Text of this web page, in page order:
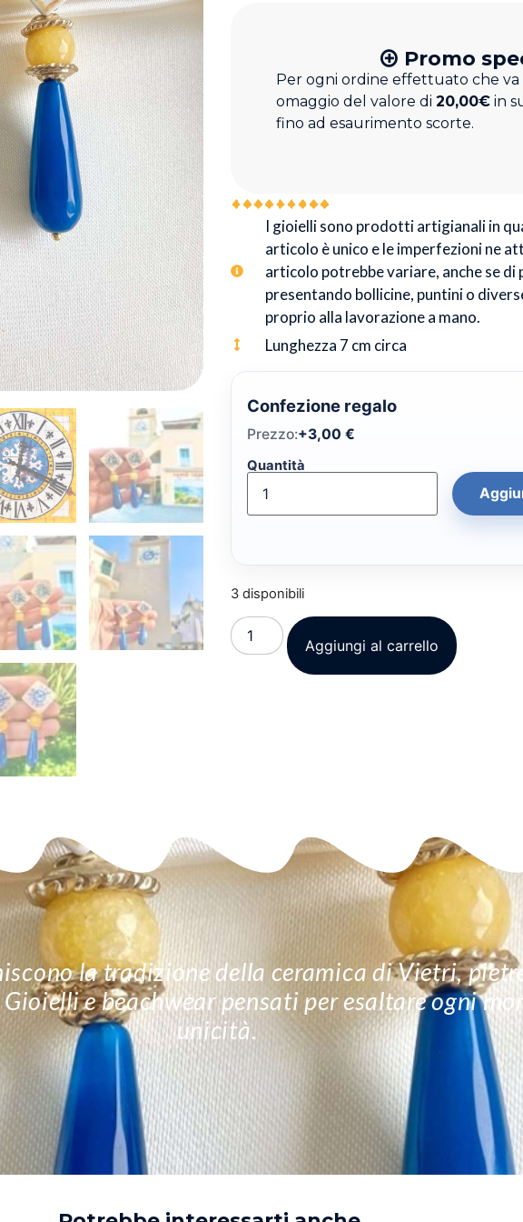
Promo
Per ogni ordine effettuato che va
omaggio del valore di 20,00€in
fino ad esaurimento scorte.
I gioielli sono prodotti artigianali in
articolo è unico e le imperfezioni ne
articolo potrebbe variare, anche se
presentando bollicine, puntini o
proprio alla lavorazione a mano.
Lunghezza 7 cm circa
Confezione regalo
Prezzo:+3,00€
Quantità
3 disponibili
Aggiungi al carrello
la tradizione della ceramica di Vietri,
e beachwear pensati per esaltare ogni
unicità.